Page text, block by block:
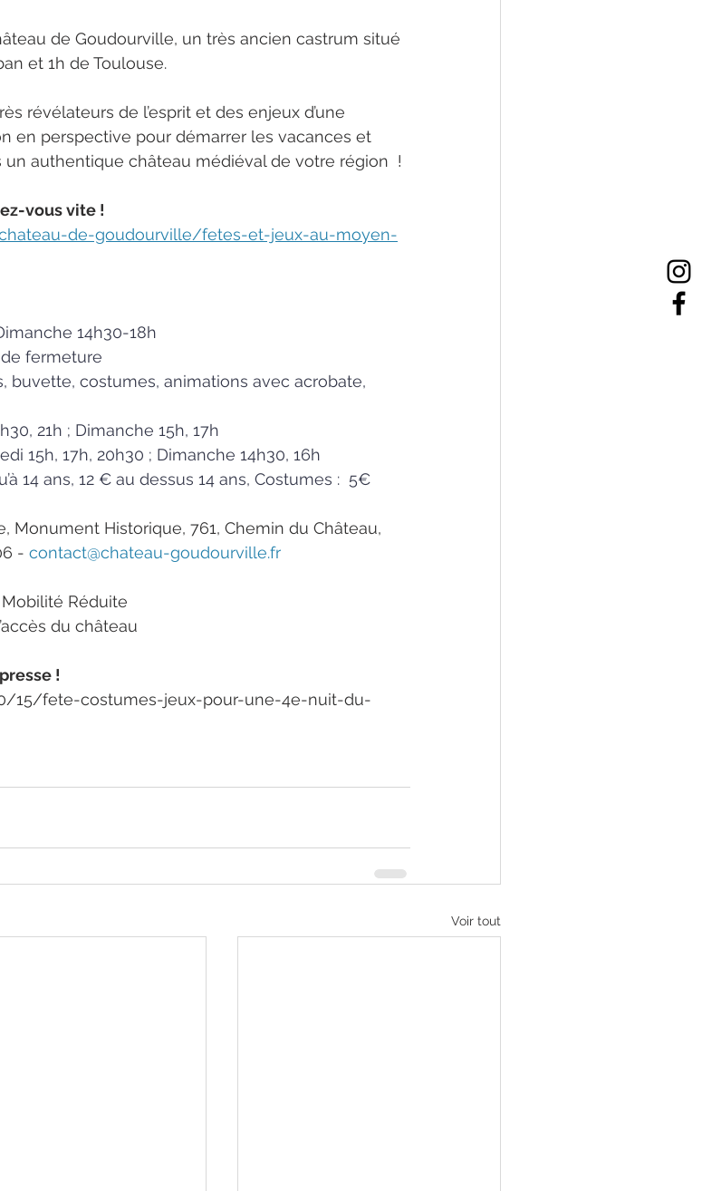
de Goudourville, un très ancien castrum situé
et 1h de Toulouse.
révélateurs de l’esprit et des enjeux d’une
en perspective pour démarrer les vacances et
un authentique château médiéval de votre région  !
vous vite !
de-goudourville/fetes-et-jeux-au-moyen-
14h30-18h
fermeture
buvette, costumes, animations avec acrobate,
21h ; Dimanche 15h, 17h
15h, 17h, 20h30 ; Dimanche 14h30, 16h
14 ans, 12 € au dessus 14 ans, Costumes :  5€
Monument Historique, 761, Chemin du Château,
- contact@chateau-goudourville.fr
Réduite
du château
!
15/fete-costumes-jeux-pour-une-4e-nuit-du-
Voir tout